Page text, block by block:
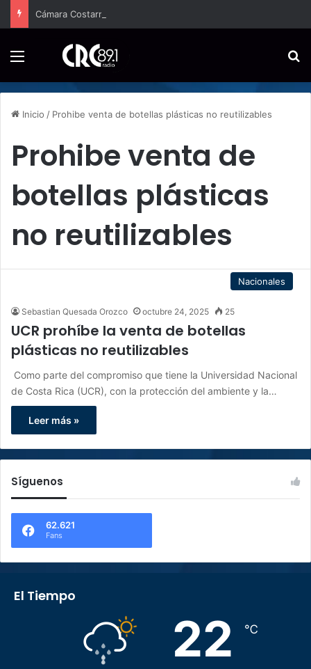
Inicio / Prohibe venta de botellas plásticas no reutilizables
Prohibe venta de
botellas plásticas
no reutilizables
Nacionales
Sebastian Quesada Orozco octubre 24, 2025 25
UCR prohíbe la venta de botellas
plásticas no reutilizables
Como parte del compromiso que tiene la Universidad Nacional
de Costa Rica (UCR), con la protección del ambiente y la…
Leer más »
Síguenos
62.621
Fans
El Tiempo
22 ℃